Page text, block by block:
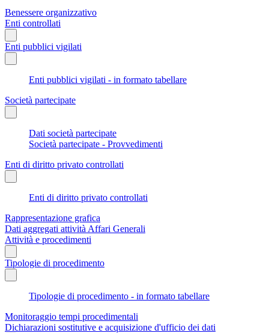
Benessere organizzativo
Enti controllati
Enti pubblici vigilati
Enti pubblici vigilati - in formato tabellare
Società partecipate
Dati società partecipate
Società partecipate - Provvedimenti
Enti di diritto privato controllati
Enti di diritto privato controllati
Rappresentazione grafica
Dati aggregati attività Affari Generali
Attività e procedimenti
Tipologie di procedimento
Tipologie di procedimento - in formato tabellare
Monitoraggio tempi procedimentali
Dichiarazioni sostitutive e acquisizione d'ufficio dei dati